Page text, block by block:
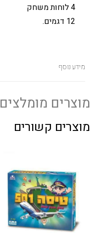
4 לוחות משחק
12 דגמים.
מידע נוסף
מוצרים מומלצים
מוצרים קשורים